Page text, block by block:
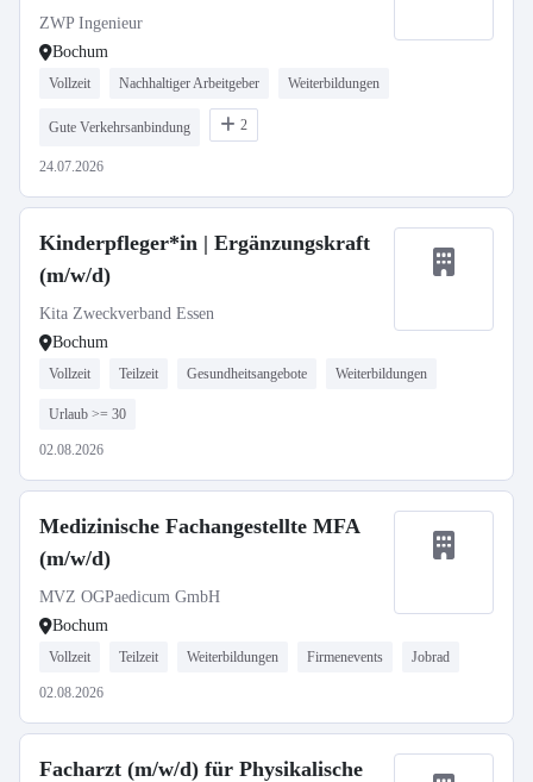
01.08.2026
ZWP Ingenieur
Bochum
Vollzeit Nachhaltiger Arbeitgeber Weiterbildungen
Gute Verkehrsanbindung 2
24.07.2026
Kinderpfleger*in | Ergänzungskraft
(m/w/d)
Kita Zweckverband Essen
Bochum
Vollzeit Teilzeit Gesundheitsangebote Weiterbildungen
Urlaub >= 30
02.08.2026
Medizinische Fachangestellte MFA
(m/w/d)
MVZ OGPaedicum GmbH
Bochum
Vollzeit Teilzeit Weiterbildungen Firmenevents Jobrad
02.08.2026
Facharzt (m/w/d) für Physikalische